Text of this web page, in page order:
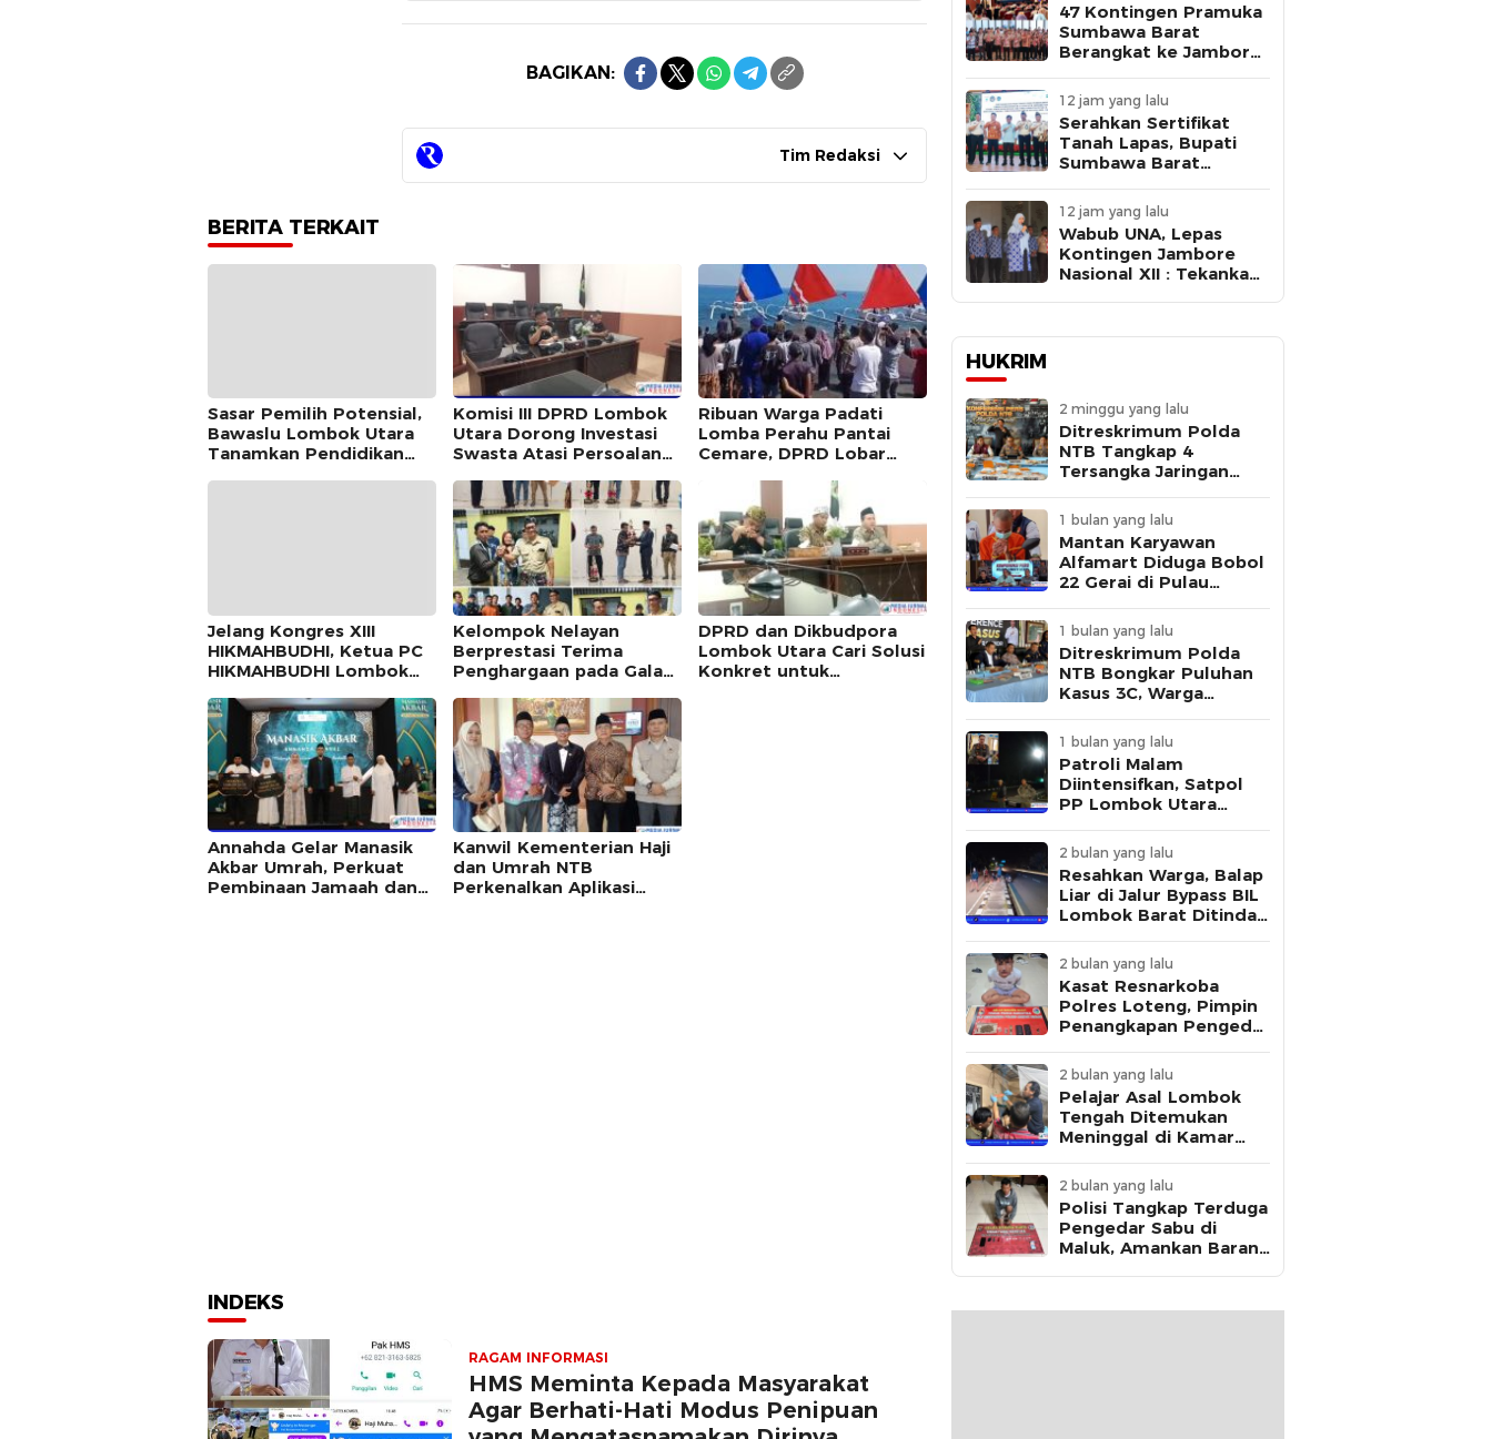
BAGIKAN:
Tim Redaksi
BERITA TERKAIT
Sasar Pemilih Potensial,
Bawaslu Lombok Utara
Tanamkan Pendidikan
Komisi III DPRD Lombok
Utara Dorong Investasi
Swasta Atasi Persoalan
Ribuan Warga Padati
Lomba Perahu Pantai
Cemare, DPRD Lobar
Wisata dan Festival
Bahari NTB
Jelang Kongres XIII
HIKMAHBUDHI, Ketua PC
HIKMAHBUDHI Lombok
dan Alumni Hadir Merajut
Persatuan
Kelompok Nelayan
Berprestasi Terima
Penghargaan pada Gala
Lombok Utara
DPRD dan Dikbudpora
Lombok Utara Cari Solusi
Konkret untuk
Annahda Gelar Manasik
Akbar Umrah, Perkuat
Pembinaan Jamaah dan
Kanwil Kementerian Haji
dan Umrah NTB
Perkenalkan Aplikasi
INDEKS
RAGAM INFORMASI
HMS Meminta Kepada Masyarakat
Agar Berhati-Hati Modus Penipuan
47 Kontingen Pramuka
Sumbawa Barat
Berangkat ke Jambore
Bupati Ajak Peserta
Belajar, Berkarya, dan
Harumkan Nama
Daerah
12 jam yang lalu
Serahkan Sertifikat
Tanah Lapas, Bupati
Sumbawa Barat
Pembangunan untuk
Dekatkan Pelayanan
Pemasyarakatan
12 jam yang lalu
Wabub UNA, Lepas
Kontingen Jambore
Nasional XII : Tekankan
HUKRIM
2 minggu yang lalu
Ditreskrimum Polda
NTB Tangkap 4
Tersangka Jaringan
1 bulan yang lalu
Mantan Karyawan
Alfamart Diduga Bobol
22 Gerai di Pulau
Modus Pelaku
1 bulan yang lalu
Ditreskrimum Polda
NTB Bongkar Puluhan
Kasus 3C, Warga
Kewaspadaan
1 bulan yang lalu
Patroli Malam
Diintensifkan, Satpol
PP Lombok Utara
Remaja di Kawasan
Kantor Bupati
2 bulan yang lalu
Resahkan Warga, Balap
Liar di Jalur Bypass BIL
Lombok Barat Ditindak
2 bulan yang lalu
Kasat Resnarkoba
Polres Loteng, Pimpin
Penangkapan Pengedar
Mataram di Praya
2 bulan yang lalu
Pelajar Asal Lombok
Tengah Ditemukan
Meninggal di Kamar
Komunikasi Terakhir
Korban
2 bulan yang lalu
Polisi Tangkap Terduga
Pengedar Sabu di
Maluk, Amankan Barang